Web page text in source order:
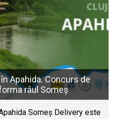
Apahida. Concurs de
râul Someș
Someș Delivery este